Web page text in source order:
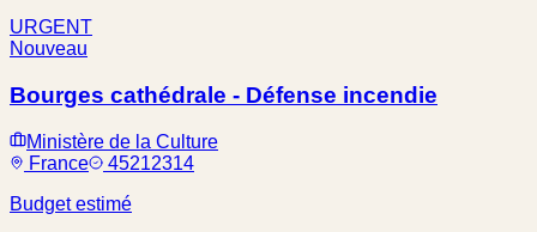
URGENT
Nouveau
Bourges cathédrale - Défense incendie
Ministère de la Culture
France
45212314
Budget estimé